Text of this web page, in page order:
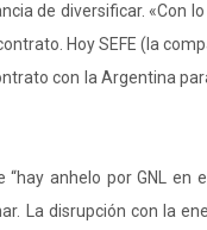
de diversificar. «Con
Hoy SEFE (la
con la Argentina
anhelo por GNL en
La disrupción con la